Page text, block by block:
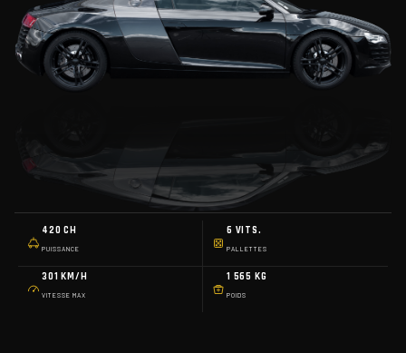
420 CH
PUISSANCE
6 VITS.
PALLETTES
301 KM/H
VITESSE MAX
1 565 KG
POIDS